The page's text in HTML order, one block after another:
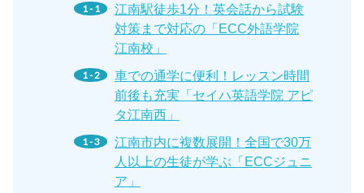
江南駅徒歩1分！英会話から試験
対策まで対応の「ECC外語学院
江南校」
車での通学に便利！レッスン時間
前後も充実「セイハ英語学院 アピ
タ江南西」
江南市内に複数展開！全国で30万
人以上の生徒が学ぶ「ECCジュニ
ア」